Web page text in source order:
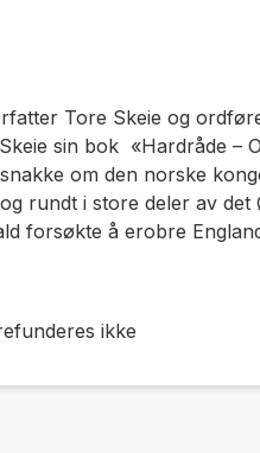
Tore Skeie og
sin bok «Hardråde –
om den norske
rundt i store deler av
forsøkte å erobre
ikke